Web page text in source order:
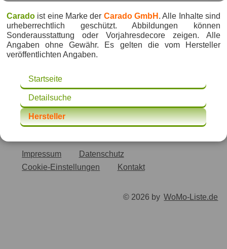
Caradoist eine Marke der Carado GmbH . Alle Inhalte sind
urheberrechtlich geschützt. Abbildungen können
Sonderausstattung oder Vorjahresdecore zeigen. Alle
Angaben ohne Gewähr. Es gelten die vom Hersteller
veröffentlichten Angaben.
Startseite
Detailsuche
Hersteller
Impressum
Datenschutz
Cookie-Einstellungen
Kontakt
© 2026 by WoMo-Liste.de